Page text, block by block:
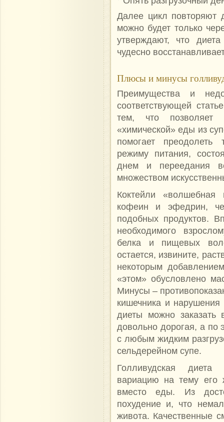
Далее цикл повторяют
можно будет только
утверждают, что
чудесно
Плюсы и минусы
Преимущества и
соответствующей
тем, что позволяет
«химической» еды из
помогает преодолеть
режиму питания,
днем и переедания
множеством
Коктейли «волшебная
кофеин и эфедрин,
подобных продуктов.
необходимого
белка и пищевых
остается, извините,
некоторым
«этом» обусловлено
Минусы –
кишечника и
диеты можно
довольно дорогая, а по
с любым жидким
сельдерейном супе.
Голливудская диета
вариацию на тему его
вместо еды. Из
похудение и, что
живота. Качественные